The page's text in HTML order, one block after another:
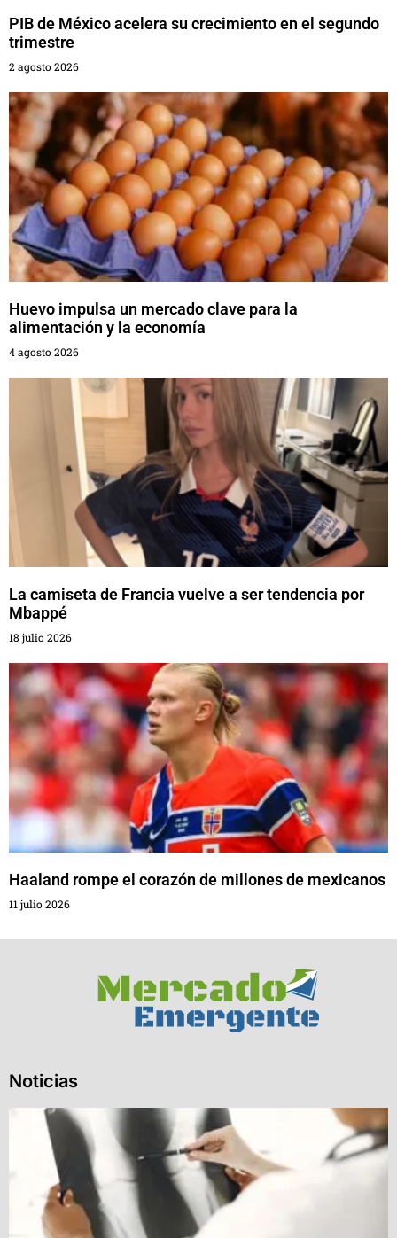
PIB de México acelera su crecimiento en el segundo
trimestre
2 agosto 2026
Huevo impulsa un mercado clave para la
alimentación y la economía
4 agosto 2026
La camiseta de Francia vuelve a ser tendencia por
Mbappé
18 julio 2026
Haaland rompe el corazón de millones de mexicanos
11 julio 2026
Noticias